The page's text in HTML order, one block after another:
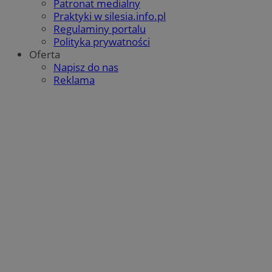
Patronat medialny
Praktyki w silesia.info.pl
Regulaminy portalu
Polityka prywatności
Oferta
Napisz do nas
Reklama
QeSessID orzesze.com.pl